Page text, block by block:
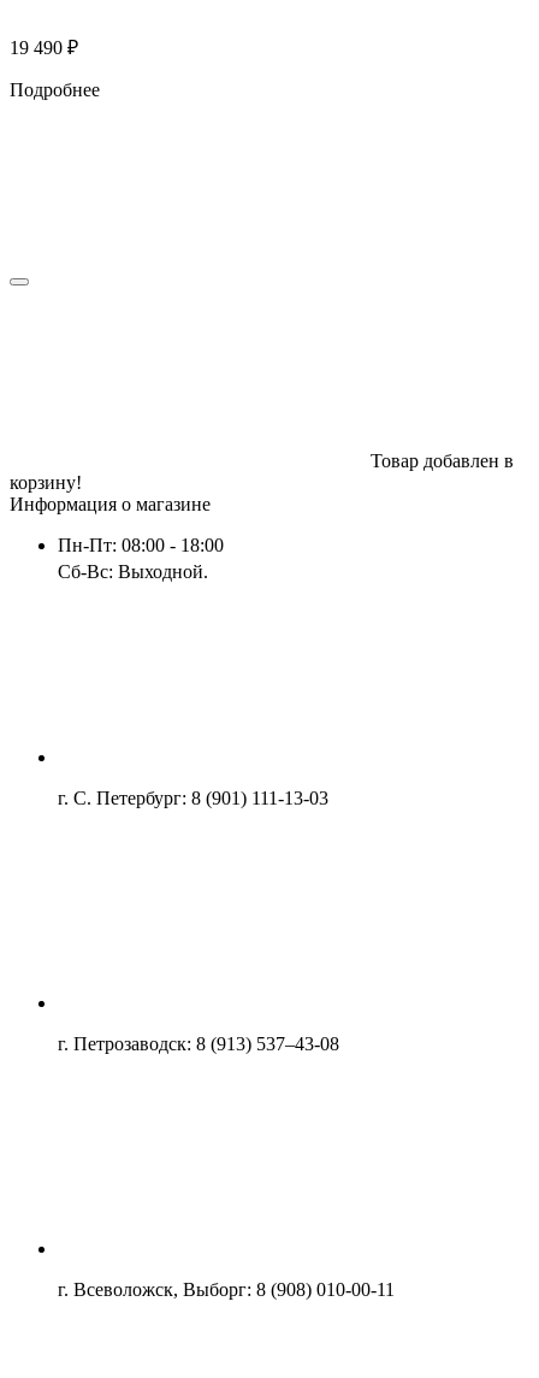
19 490 ₽
Подробнее
Товар добавлен в
корзину!
Информация о магазине
Пн-Пт: 08:00 - 18:00
Сб-Вс: Выходной.
г. С. Петербург: 8 (901) 111-13-03
г. Петрозаводск: 8 (913) 537–43-08
г. Всеволожск, Выборг: 8 (908) 010-00-11